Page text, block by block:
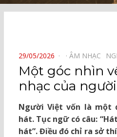
POSTED
ON
29/05/2026 ÂM NHẠC⠀
Một góc nhìn
nhạc của
Người Việt vốn là một
hát. Tục ngữ có câu:
hát”. Điều đó chỉ ra sở